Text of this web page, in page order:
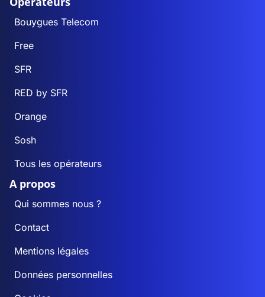
Bouygues Telecom
Free
SFR
RED by SFR
Orange
Sosh
Tous les opérateurs
A propos
Qui sommes nous ?
Contact
Mentions légales
Données personnelles